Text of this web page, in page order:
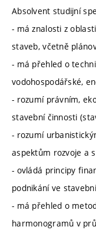
Absolvent studijní
- má znalosti z
staveb, včetně
- má přehled o
vodohospodářské,
- rozumí právním,
stavební činnosti
- rozumí
aspektům rozvoje a
- ovládá principy
podnikání ve
- má přehled o
harmonogramů v